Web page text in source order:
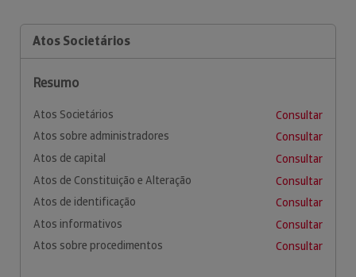
Atos Societários
Resumo
Atos Societários
Consultar
Atos sobre administradores
Consultar
Atos de capital
Consultar
Atos de Constituição e Alteração
Consultar
Atos de identificação
Consultar
Atos informativos
Consultar
Atos sobre procedimentos
Consultar